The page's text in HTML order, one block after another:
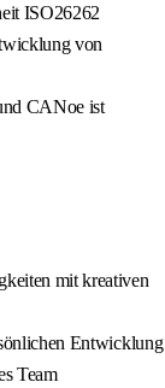
ISO26262
von
CANoe ist
mit kreativen
Entwicklung
Team